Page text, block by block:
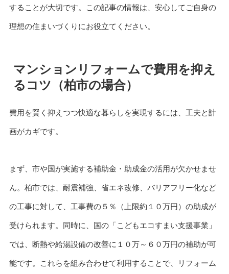
することが大切です。この記事の情報は、安心してご自身の
理想の住まいづくりにお役立てください。
マンションリフォームで費用を抑え
るコツ（柏市の場合）
費用を賢く抑えつつ快適な暮らしを実現するには、工夫と計
画がカギです。
まず、市や国が実施する補助金・助成金の活用が欠かせませ
ん。柏市では、耐震補強、省エネ改修、バリアフリー化など
の工事に対して、工事費の５％（上限約１０万円）の助成が
受けられます。同時に、国の「こどもエコすまい支援事業」
では、断熱や給湯設備の改善に１０万～６０万円の補助が可
能です。これらを組み合わせて利用することで、リフォーム